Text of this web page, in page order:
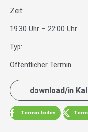
Zeit:
19:30 Uhr – 22:00 Uhr
Typ:
Öffentlicher Termin
download/in
Termin teilen